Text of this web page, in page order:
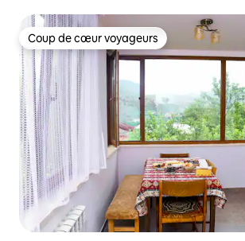
Coup de cœur voyageurs
Coup de cœur voyageurs